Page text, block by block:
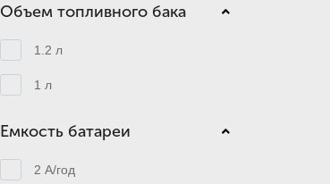
Объем топливного бака
1.2 л
1 л
Емкость батареи
2 А/год